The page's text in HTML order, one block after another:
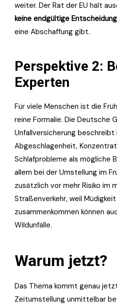
weiter. Der Rat der EU hält
keine endgültige Entscheidung
eine Abschaffung gibt.
Perspektive 2:
Experten
Für viele Menschen ist die
reine Formalie. Die Deutsche
Unfallversicherung beschreibt
Abgeschlagenheit,
Schlafprobleme als mögliche
allem bei der Umstellung im
zusätzlich vor mehr Risiko im
Straßenverkehr, weil
zusammenkommen können
Wildunfälle.
Warum jetzt?
Das Thema kommt genau
Zeitumstellung unmittelbar